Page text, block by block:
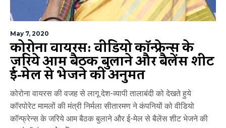
May 7, 2020
कोरोना वायरस: वीडियो कॉन्फ्रेन्स के
जरिये आम बैठक बुलाने और बैलेंस शीट
ई-मेल से भेजने की अनुमति
कोरोना वायरस की वजह से लागू देश-व्यापी तालाबंदी को देखते हुये
कॉरपोरेट मामलों की मंत्री निर्मला सीतारमण ने कंपनियों को वीडियो
कॉन्फ्रेन्स के जरिये आम बैठक बुलाने और ई-मेल से बैलेंस शीट भेजने की